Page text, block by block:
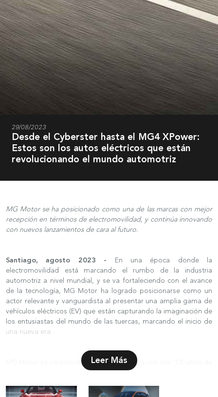
29/08/2023
Desde el Cyberster hasta el MG4 XPower:
Estos son los autos eléctricos que están
revolucionando el mundo automotriz
MG Motor se ha posicionado como una de las marcas con mejor
recepción en términos de electromovilidad, y continúa innovando
con nuevos lanzamientos de cara al futuro.
Santiago, agosto 2023 - En una época donde la
electromovilidad está marcando el rumbo de la industria
automotriz a nivel mundial, y se va fortaleciendo con el avance
de la tecnología, MG Motor ha logrado posicionarse como un
actor relevante y vanguardista al presentar una amplia gama de
vehículos eléctricos (EV) que están capturando la imaginación de
los entusiastas del mundo de las tuercas, marcando el inicio de
una nueva era.
MG Motor se caracteriza por ser una marca con casi 100 años de
historia, y de contar con modelos icónicos en los cuales
el fabricante de autos más grande China, se ha propuesto
Leer Más